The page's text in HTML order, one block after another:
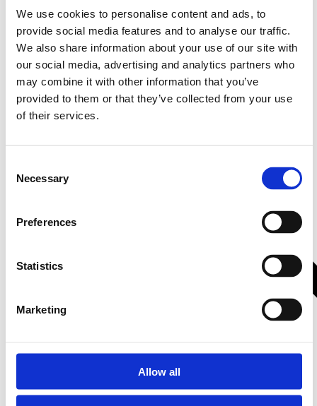
We use cookies to personalise content and ads, to
provide social media features and to analyse our traffic.
We also share information about your use of our site with
our social media, advertising and analytics partners who
may combine it with other information that you’ve
provided to them or that they’ve collected from your use
of their services.
Selection
Necessary
Preferences
Statistics
Marketing
Allow all
slutsteg adapterkabel
Chevrolet 2007>
MATCH PP-AC 05 Match slutsteg
adapterkabel Chevrolet 2007>
Hos leverantör 3+ dagar
Köp
ISO Kablage
Isokablage till Buick, Cadillac, Chevrolet,
GM, Isuzu, Oldsmobile, Pontiac, Saturn
Ljuddämpningskit för tak
2 varianter
Ljuddämpningskit för 4 dörrar